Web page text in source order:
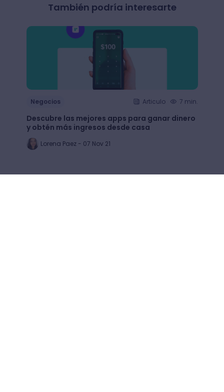
También podría interesarte
Negocios Articulo 7 min.
Descubre las mejores apps para ganar dinero
y obtén más ingresos desde casa
Lorena Paez - 07 Nov 21